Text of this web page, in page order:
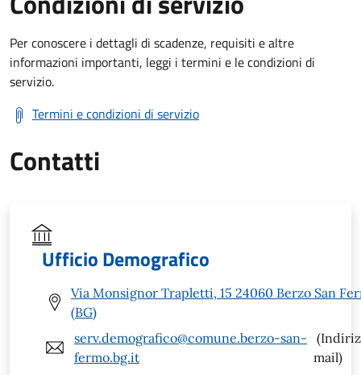
Per conoscere i dettagli di scadenze, requisiti e altre
informazioni importanti, leggi i termini e le condizioni di
servizio.
Termini e condizioni di servizio
Contatti
Ufficio Demografico
Via Monsignor Trapletti, 15 24060 Berzo San
(BG)
serv.demografico@comune.berzo-san-
fermo.bg.it
mail)